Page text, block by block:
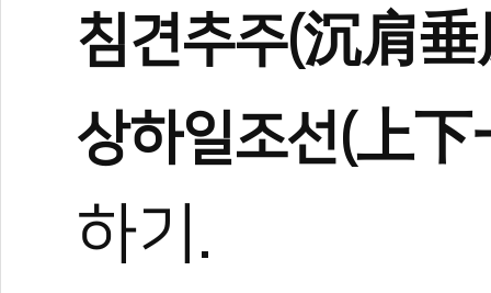
침견추주(沉肩
상하일조선(上
하기.
관련 뉴스
경찰 무도특채
테헤란로가 태
0 0